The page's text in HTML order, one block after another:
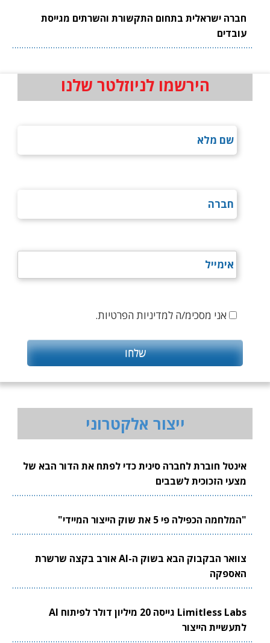
חברה ישראלית בתחום התקשורת והשרתים מגייסת
עובדים
הירשמו לניוזלטר שלנו
אני מסכימ/ה למדיניות הפרטיות.
ייצור אלקטרוני
אינטל חוברת לחברה סינית כדי לפתח את הדור הבא של
מצעי הזכוכית לשבבים
"המלחמה הכפילה פי 5 את שוק הייצור המיידי"
צוואר הבקבוק הבא בשוק ה-AI אורב בקצה שרשרת
האספקה
Limitless Labs גייסה 20 מיליון דולר לפיתוח AI
לתעשיית הייצור